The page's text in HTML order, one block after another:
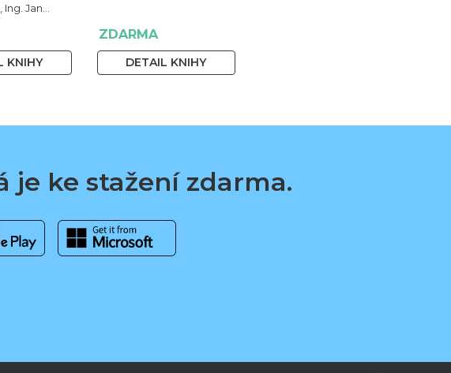
Ing. Jan
KNIHY
ZDARMA
DETAIL KNIHY
je ke stažení zdarma.